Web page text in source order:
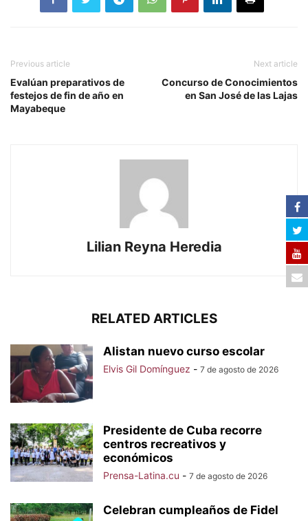
Previous article
Evalúan preparativos de
festejos de fin de año en
Mayabeque
Next article
Concurso de Conocimientos
en San José de las Lajas
Lilian Reyna Heredia
RELATED ARTICLES
Alistan nuevo curso escolar
Elvis Gil Domínguez - 7 de agosto de 2026
Presidente de Cuba recorre
centros recreativos y
económicos
Prensa-Latina.cu - 7 de agosto de 2026
Celebran cumpleaños de Fidel